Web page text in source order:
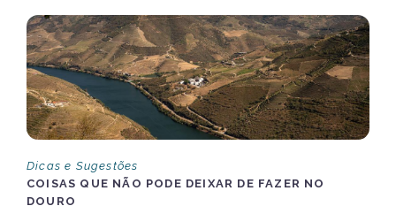
Dicas e Sugestões
COISAS QUE NÃO PODE DEIXAR DE FAZER NO
DOURO